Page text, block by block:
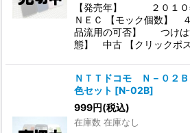
【発売年】 ２０１
ＮＥＣ 【モック個数】
品流用の可否】 つけは
態】 中古 【クリックポ
ＮＴＴドコモ Ｎ－０２
色セット [N-02B]
999円(税込)
在庫数 在庫なし